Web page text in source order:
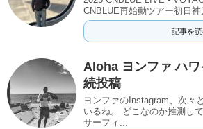
CNBLUE再始動ツアー初日
記事を
Aloha ヨンファ ハ
続投稿
ヨンファのInstagram、次々
いるね。 どこなのか推測し
サーフィ...